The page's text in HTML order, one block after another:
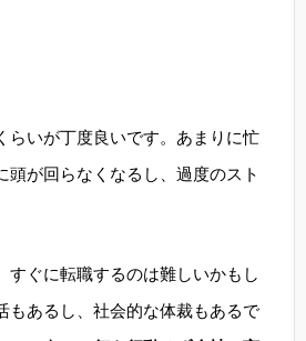
らいが丁度良いです。あまりに忙
頭が回らなくなるし、過度のスト
すぐに転職するのは難しいかもし
もあるし、社会的な体裁もあるで